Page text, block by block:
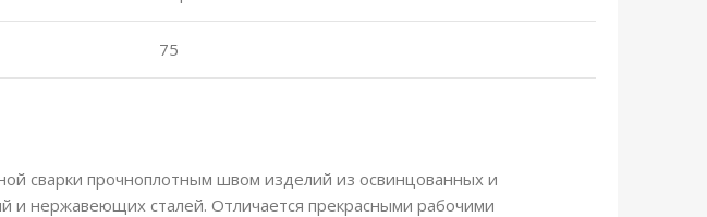
75
сварки прочноплотным швом изделий из освинцованных и
и нержавеющих сталей. Отличается прекрасными рабочими